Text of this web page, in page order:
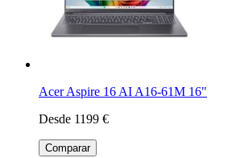
Acer Aspire 16 AI A16-61M 16"
Desde 1199 €
Comparar